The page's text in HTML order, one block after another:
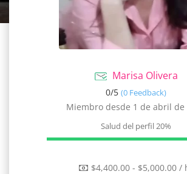
Marisa Olivera
0/5 (0 Feedback)
Miembro desde 1 de abril de
Salud del perfil20%
$4,400.00 - $5,000.00 /